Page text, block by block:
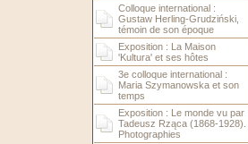
Colloque international :
Gustaw Herling-Grudziński,
témoin de son époque
Exposition : La Maison
'Kultura' et ses hôtes
3e colloque international :
Maria Szymanowska et son
temps
Exposition : Le monde vu par
Tadeusz Rząca (1868-1928).
Photographies